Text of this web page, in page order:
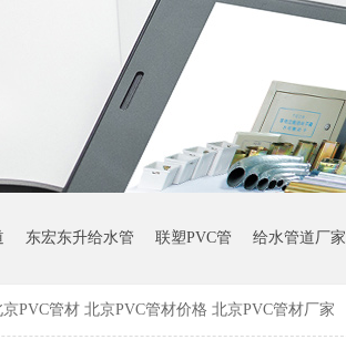
东宏东升给水管 联塑PVC管 给水管道厂家
京PVC管材 北京PVC管材价格 北京PVC管材厂家